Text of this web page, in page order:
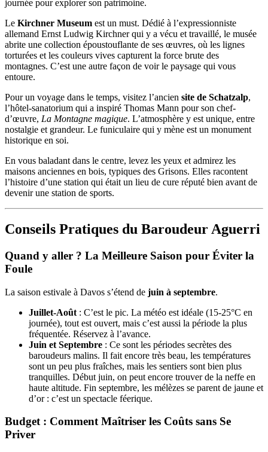
journée pour explorer son patrimoine.
Le Kirchner Museum est un must. Dédié à l’expressionniste
allemand Ernst Ludwig Kirchner qui y a vécu et travaillé, le musée
abrite une collection époustouflante de ses œuvres, où les lignes
torturées et les couleurs vives capturent la force brute des
montagnes. C’est une autre façon de voir le paysage qui vous
entoure.
Pour un voyage dans le temps, visitez l’ancien site de Schatzalp,
l’hôtel-sanatorium qui a inspiré Thomas Mann pour son chef-
d’œuvre, La Montagne magique. L’atmosphère y est unique, entre
nostalgie et grandeur. Le funiculaire qui y mène est un monument
historique en soi.
En vous baladant dans le centre, levez les yeux et admirez les
maisons anciennes en bois, typiques des Grisons. Elles racontent
l’histoire d’une station qui était un lieu de cure réputé bien avant de
devenir une station de sports.
Conseils Pratiques du Baroudeur Aguerri
Quand y aller ? La Meilleure Saison pour Éviter la
Foule
La saison estivale à Davos s’étend de juin à septembre.
Juillet-Août : C’est le pic. La météo est idéale (15-25°C en
journée), tout est ouvert, mais c’est aussi la période la plus
fréquentée. Réservez à l’avance.
Juin et Septembre : Ce sont les périodes secrètes des
baroudeurs malins. Il fait encore très beau, les températures
sont un peu plus fraîches, mais les sentiers sont bien plus
tranquilles. Début juin, on peut encore trouver de la neffe en
haute altitude. Fin septembre, les mélèzes se parent de jaune et
d’or : c’est un spectacle féerique.
Budget : Comment Maîtriser les Coûts sans Se
Priver